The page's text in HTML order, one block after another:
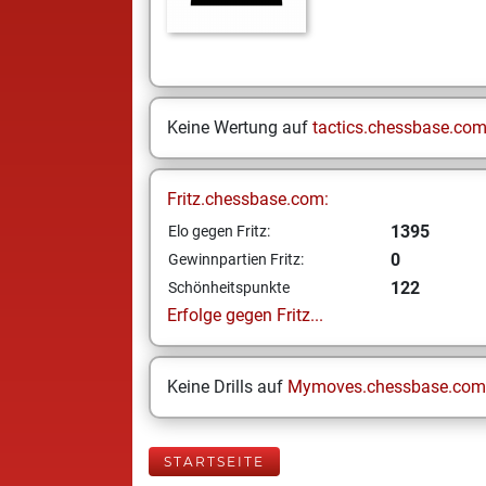
Keine Wertung auf tactics.chessbase.com
Fritz.chessbase.com:
Elo gegen Fritz: 1395
Gewinnpartien Fritz: 0
Schönheitspunkte
122
Erfolge gegen Fritz...
Keine Drills auf Mymoves.chessbase.com
STARTSEITE